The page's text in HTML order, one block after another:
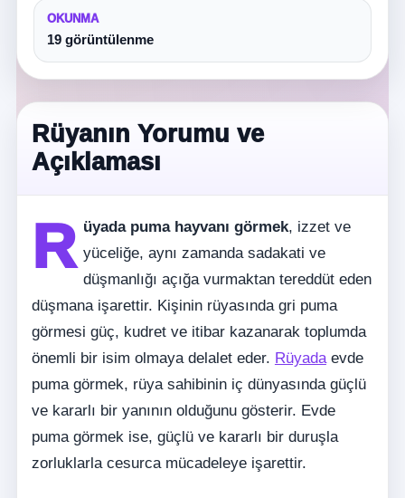
OKUNMA
19 görüntülenme
Rüyanın Yorumu ve
Açıklaması
R üyada puma hayvanı görmek, izzet ve
yüceliğe, aynı zamanda sadakati ve
düşmanlığı açığa vurmaktan tereddüt eden
düşmana işarettir. Kişinin rüyasında gri puma
görmesi güç, kudret ve itibar kazanarak toplumda
önemli bir isim olmaya delalet eder. Rüyadaevde
puma görmek, rüya sahibinin iç dünyasında güçlü
ve kararlı bir yanının olduğunu gösterir. Evde
puma görmek ise, güçlü ve kararlı bir duruşla
zorluklarla cesurca mücadeleye işarettir.